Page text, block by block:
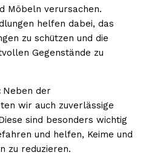
Möbeln verursachen.
helfen dabei, das
zu schützen und die
Gegenstände zu
Neben der
wir auch zuverlässige
sind besonders wichtig
und helfen, Keime und
zu reduzieren.